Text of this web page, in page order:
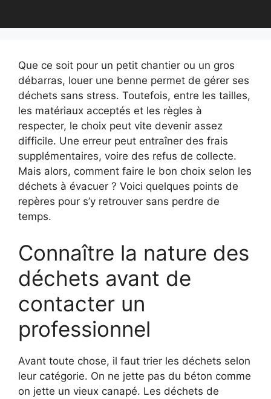
Que ce soit pour un petit chantier ou un gros
débarras, louer une benne permet de gérer ses
déchets sans stress. Toutefois, entre les tailles,
les matériaux acceptés et les règles à
respecter, le choix peut vite devenir assez
difficile. Une erreur peut entraîner des frais
supplémentaires, voire des refus de collecte.
Mais alors, comment faire le bon choix selon les
déchets à évacuer ? Voici quelques points de
repères pour s’y retrouver sans perdre de
temps.
Connaître la nature des
déchets avant de
contacter un
professionnel
Avant toute chose, il faut trier les déchets selon
leur catégorie. On ne jette pas du béton comme
on jette un vieux canapé. Les déchets de